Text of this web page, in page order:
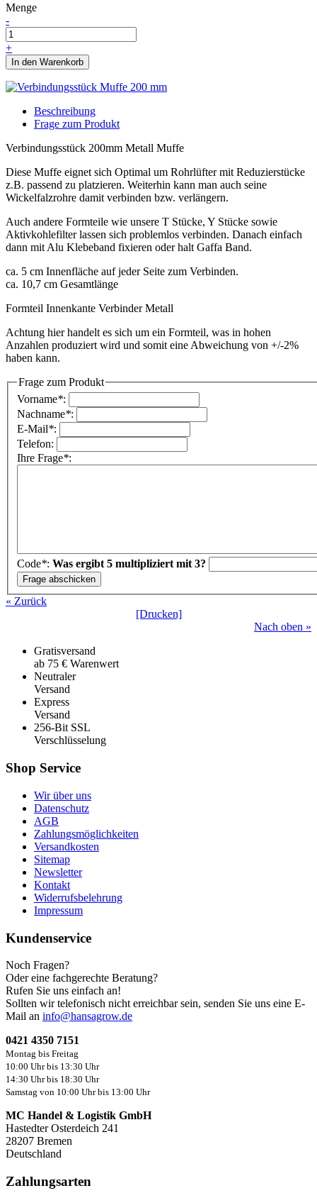
Menge
-
+
In den Warenkorb
Beschreibung
Frage zum Produkt
Verbindungsstück 200mm Metall Muffe
Diese Muffe eignet sich Optimal um Rohrlüfter mit Reduzierstücke
z.B. passend zu platzieren. Weiterhin kann man auch seine
Wickelfalzrohre damit verbinden bzw. verlängern.
Auch andere Formteile wie unsere T Stücke, Y Stücke sowie
Aktivkohlefilter lassen sich problemlos verbinden. Danach einfach
dann mit Alu Klebeband fixieren oder halt Gaffa Band.
ca. 5 cm Innenfläche auf jeder Seite zum Verbinden.
ca. 10,7 cm Gesamtlänge
Formteil Innenkante Verbinder Metall
Achtung hier handelt es sich um ein Formteil, was in hohen
Anzahlen produziert wird und somit eine Abweichung von +/-2%
haben kann.
Frage zum Produkt
Vorname*:
Nachname*:
E-Mail*:
Telefon:
Ihre Frage*:
Code*: Was ergibt 5 multipliziert mit 3?
« Zurück
[Drucken]
Nach oben »
Gratisversand
ab 75 € Warenwert
Neutraler
Versand
Express
Versand
256-Bit SSL
Verschlüsselung
Shop Service
Wir über uns
Datenschutz
AGB
Zahlungsmöglichkeiten
Versandkosten
Sitemap
Newsletter
Kontakt
Widerrufsbelehrung
Impressum
Kundenservice
Noch Fragen?
Oder eine fachgerechte Beratung?
Rufen Sie uns einfach an!
Sollten wir telefonisch nicht erreichbar sein, senden Sie uns eine E-
Mail an info@hansagrow.de
0421 4350 7151
Montag bis Freitag
10:00 Uhr bis 13:30 Uhr
14:30 Uhr bis 18:30 Uhr
Samstag von 10:00 Uhr bis 13:00 Uhr
MC Handel & Logistik GmbH
Hastedter Osterdeich 241
28207 Bremen
Deutschland
Zahlungsarten